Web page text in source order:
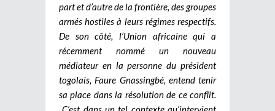
part et d’autre de la frontière, des groupes
armés hostiles à leurs régimes respectifs.
De son côté, l’Union africaine qui a
récemment nommé un nouveau
médiateur en la personne du président
togolais, Faure Gnassingbé, entend tenir
sa place dans la résolution de ce conflit.